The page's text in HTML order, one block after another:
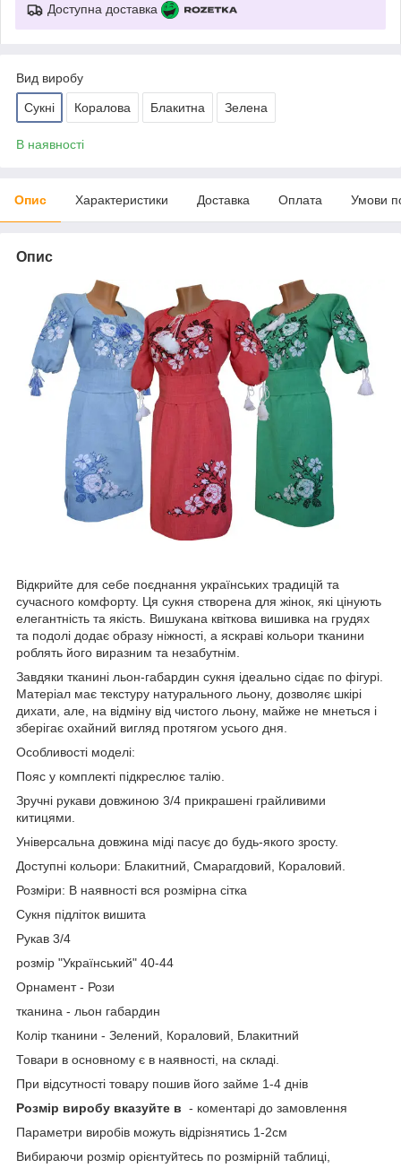
Доступна доставка
Вид виробу
Сукні Коралова Блакитна Зелена
В наявності
Опис Характеристики Доставка Оплата Умови
Опис
Відкрийте для себе поєднання українських традицій та
сучасного комфорту. Ця сукня створена для жінок, які цінують
елегантність та якість. Вишукана квіткова вишивка на грудях
та подолі додає образу ніжності, а яскраві кольори тканини
роблять його виразним та незабутнім.
Завдяки тканині льон-габардин сукня ідеально сідає по фігурі.
Матеріал має текстуру натурального льону, дозволяє шкірі
дихати, але, на відміну від чистого льону, майже не мнеться і
зберігає охайний вигляд протягом усього дня.
Особливості моделі:
Пояс у комплекті підкреслює талію.
Зручні рукави довжиною 3/4 прикрашені грайливими
китицями.
Універсальна довжина міді пасує до будь-якого зросту.
Доступні кольори: Блакитний, Смарагдовий, Кораловий.
Розміри: В наявності вся розмірна сітка
Сукня підліток вишита
Рукав 3/4
розмір "Український" 40-44
Орнамент - Рози
тканина - льон габардин
Колір тканини - Зелений, Кораловий, Блакитний
Товари в основному є в наявності, на складі.
При відсутності товару пошив його займе 1-4 днів
Розмір виробу вказуйте в - коментарі до замовлення
Параметри виробів можуть відрізнятись 1-2см
Вибираючи розмір орієнтуйтесь по розмірній таблиці,